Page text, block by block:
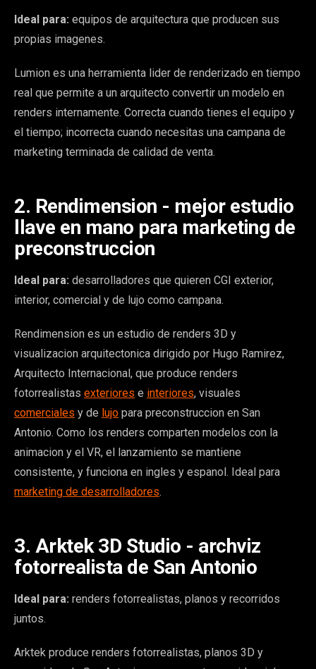
Ideal para: equipos de arquitectura que producen sus
propias imagenes.
Lumion es una herramienta lider de renderizado en tiempo
real que permite a un arquitecto convertir un modelo en
renders internamente. Correcta cuando tienes el equipo y
el tiempo; incorrecta cuando necesitas una campana de
marketing terminada de calidad de venta.
2. Rendimension - mejor estudio
llave en mano para marketing de
preconstruccion
Ideal para: desarrolladores que quieren CGI exterior,
interior, comercial y de lujo como campana.
Rendimension es un estudio de renders 3D y
visualizacion arquitectonica dirigido por Hugo Ramirez,
Arquitecto Internacional, que produce renders
fotorrealistas exteriores e interiores, visuales
comerciales y de lujo para preconstruccion en San
Antonio. Como los renders comparten modelos con la
animacion y el VR, el lanzamiento se mantiene
consistente, y funciona en ingles y espanol. Ideal para
marketing de desarrolladores.
3. Arktek 3D Studio - archviz
fotorrealista de San Antonio
Ideal para: renders fotorrealistas, planos y recorridos
juntos.
Arktek produce renders fotorrealistas, planos 3D y